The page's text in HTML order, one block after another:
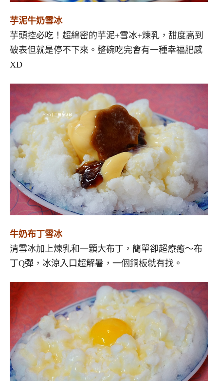
芋泥牛奶雪冰
芋頭控必吃！超綿密的芋泥+雪冰+煉乳，甜度高到
破表但就是停不下來。整碗吃完會有一種幸福肥感
XD
牛奶布丁雪冰
清雪冰加上煉乳和一顆大布丁，簡單卻超療癒～布
丁Q彈，冰涼入口超解暑，一個銅板就有找。